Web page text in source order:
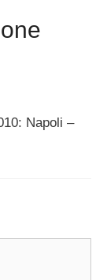
Napoli –